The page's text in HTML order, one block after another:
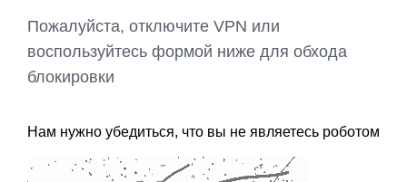
Пожалуйста, отключите VPN или
воспользуйтесь формой ниже для обхода
блокировки
Нам нужно убедиться, что вы не являетесь роботом